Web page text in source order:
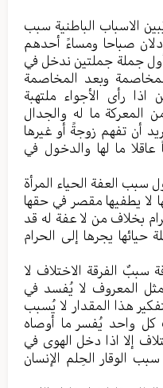
الاسباب الباطنیة سبب
صباحا ومساءً أحدهم
جملة جملتین ندخل في
وبعد المخاصمة
اذا رأی الأجواء ملتهبة
المعرکة ما له والجدال
أن تفهم زوجةً أو غیرها
ما لها والدخول في
سبب العفة الحیاء المرأة
لا یطفیها مقصر في حقها
بخلاف من لا عفة له قد
حیائها یجرها إلی الحرام
سببٌ الفرقة الاختلاف لا
المعروف لا یُفسد في
هذا المقدار لا یُسبب
کل واحد یُفسر ما أوصاه
إلا اذا دخل الهوی في
الوقار الحِلم الإنسان